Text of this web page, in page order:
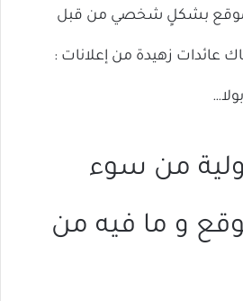
الموقع بشكلٍ شخصي من قبل
عائدات زهيدة من إعلانات :
من سوء
و ما فيه من